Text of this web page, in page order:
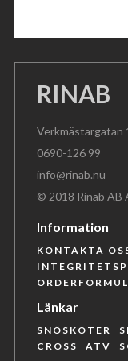
RINAB
Verkmästargatan
0690-126 99
info@rinab.nu
© 2018 Rinab AB
Information
KONTAKTA
Länkar
SNÖSKOTER
CROSS
ATV